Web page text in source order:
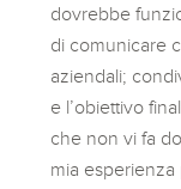
dovrebbe
di comunicare
aziendali;
e l’obiettivo
che non vi fa
mia